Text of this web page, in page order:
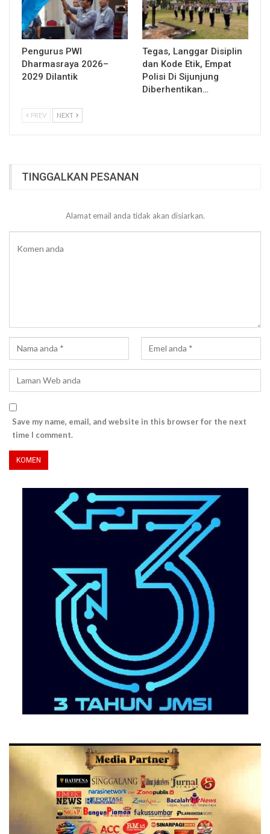
Pengurus PWI
Dharmasraya 2026–
2029 Dilantik
Tegas, Langgar Disiplin
dan Kode Etik, Empat
Polisi Di Sijunjung
Diberhentikan…
PREV NEXT
TINGGALKAN PESANAN
Alamat email anda tidak akan disiarkan.
Save my name, email, and website in this browser for the next
time I comment.